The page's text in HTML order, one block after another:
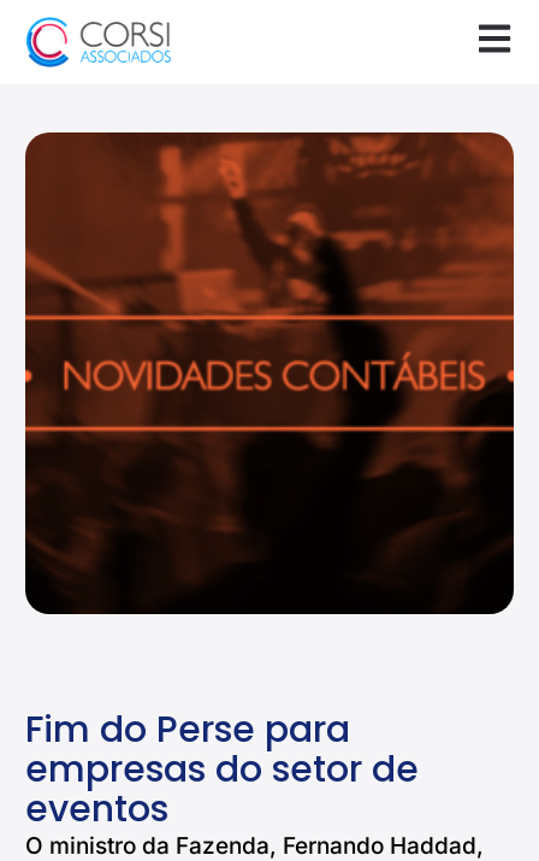
Fim do Perse para
empresas do setor de
eventos
O ministro da Fazenda, Fernando Haddad,